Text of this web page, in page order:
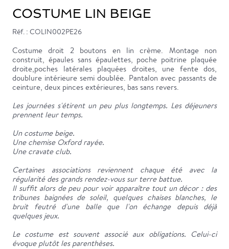
COSTUME LIN BEIGE
Réf. : COLIN002PE26
Costume droit 2 boutons en lin crème. Montage non
construit, épaules sans épaulettes, poche poitrine plaquée
droite,poches latérales plaquées droites, une fente dos,
doublure intérieure semi doublée. Pantalon avec passants de
ceinture, deux pinces extérieures, bas sans revers.
Les journées s'étirent un peu plus longtemps. Les déjeuners
prennent leur temps.
Un costume beige.
Une chemise Oxford rayée.
Une cravate club.
Certaines associations reviennent chaque été avec la
régularité des grands rendez-vous sur terre battue.
Il suffit alors de peu pour voir apparaître tout un décor : des
tribunes baignées de soleil, quelques chaises blanches, le
bruit feutré d'une balle que l'on échange depuis déjà
quelques jeux.
Le costume est souvent associé aux obligations. Celui-ci
évoque plutôt les parenthèses.